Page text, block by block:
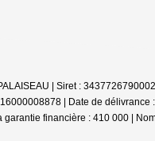
| Siret :
| Date de
financière : 410 000 |